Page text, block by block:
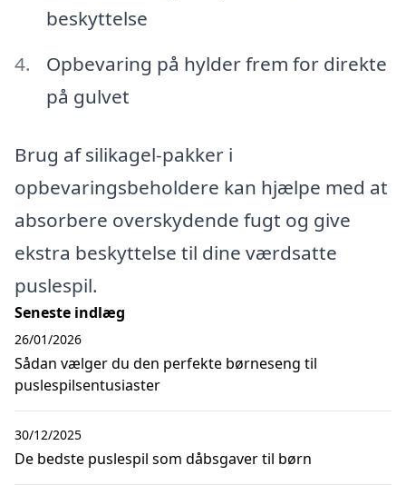
beskyttelse
Opbevaring på hylder frem for direkte
på gulvet
Brug af silikagel-pakker i
opbevaringsbeholdere kan hjælpe med at
absorbere overskydende fugt og give
ekstra beskyttelse til dine værdsatte
puslespil.
Seneste indlæg
Sådan vælger du den perfekte børneseng til
puslespilsentusiaster
26/01/2026
De bedste puslespil som dåbsgaver til børn
30/12/2025